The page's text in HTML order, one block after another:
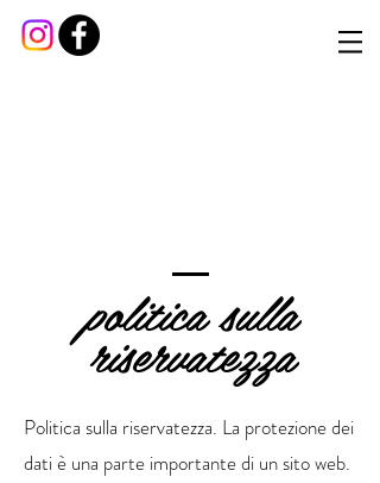
politica sulla
riservatezza
Politica sulla riservatezza. La protezione dei
dati è una parte importante di un sito web.